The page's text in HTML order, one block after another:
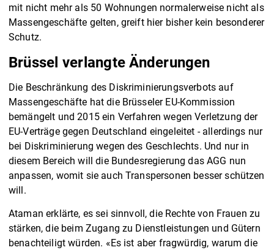
mit nicht mehr als 50 Wohnungen normalerweise nicht als
Massengeschäfte gelten, greift hier bisher kein besonderer
Schutz.
Brüssel verlangte Änderungen
Die Beschränkung des Diskriminierungsverbots auf
Massengeschäfte hat die Brüsseler EU-Kommission
bemängelt und 2015 ein Verfahren wegen Verletzung der
EU-Verträge gegen Deutschland eingeleitet - allerdings nur
bei Diskriminierung wegen des Geschlechts. Und nur in
diesem Bereich will die Bundesregierung das AGG nun
anpassen, womit sie auch Transpersonen besser schützen
will.
Ataman erklärte, es sei sinnvoll, die Rechte von Frauen zu
stärken, die beim Zugang zu Dienstleistungen und Gütern
benachteiligt würden. «Es ist aber fragwürdig, warum die